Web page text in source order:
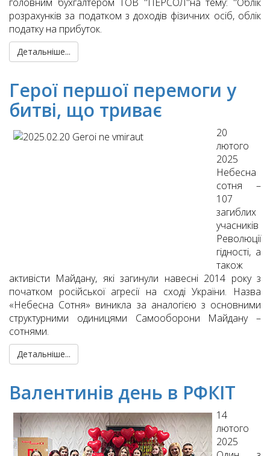
розрахунків за податком з доходів фізичних осіб, облік
податку на прибуток.
Детальніше...
Герої першої перемоги у
битві, що триває
20
лютого
2025
Небесна
сотня –
107
загиблих
учасників
Революції
гідності, а
також
активісти Майдану, які загинули навесні 2014 року з
початком російської агресії на сході України. Назва
«Небесна Сотня» виникла за аналогією з основними
структурними одиницями Самооборони Майдану –
сотнями.
Детальніше...
Валентинів день в РФКІТ
14
лютого
2025